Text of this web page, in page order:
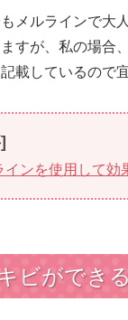
メルラインで大
すが、私の場合
載しているので
インを使用して効
ビができ